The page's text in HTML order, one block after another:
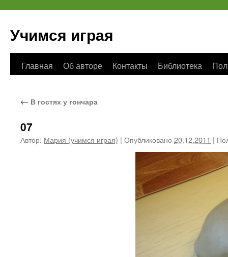
Учимся играя
Перейти
содержимому
Главная Об авторе Контакты Библиотека
← В гостях у гончара
07
Автор: Мария (учимся играя) | Опубликовано 20.12.2011 |